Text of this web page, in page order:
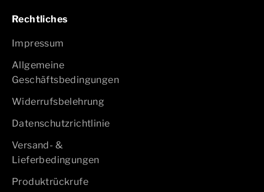
Rechtliches
Impressum
Allgemeine
Geschäftsbedingungen
Widerrufsbelehrung
Datenschutzrichtlinie
Versand- &
Lieferbedingungen
Produktrückrufe